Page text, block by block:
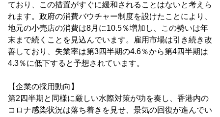
ており、この措置がすぐに緩和されることはないと考えら
れます。政府の消費バウチャー制度を設けたことにより、
地元の小売店の消費は8月に10.5％増加し、この勢いは年
末まで続くことを見込んでいます。雇用市場は引き続き改
善しており、失業率は第3四半期の4.6％から第4四半期は
4.3％に低下すると予想されています。
【企業の採用動向】
第2四半期と同様に厳しい水際対策が功を奏し、香港内の
コロナ感染状況は落ち着きを見せ、景気の回復が進んでい